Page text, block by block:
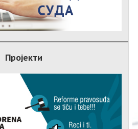
Пројекти